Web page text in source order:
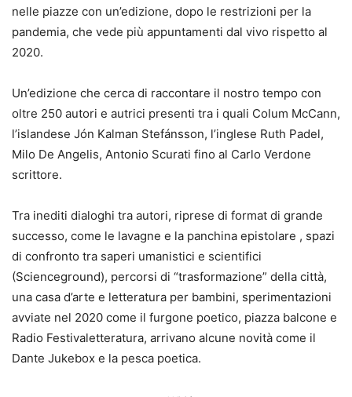
nelle piazze con un’edizione, dopo le restrizioni per la
pandemia, che vede più appuntamenti dal vivo rispetto al
2020.
Un’edizione che cerca di raccontare il nostro tempo con
oltre 250 autori e autrici presenti tra i quali Colum McCann,
l’islandese Jón Kalman Stefánsson, l’inglese Ruth Padel,
Milo De Angelis, Antonio Scurati fino al Carlo Verdone
scrittore.
Tra inediti dialoghi tra autori, riprese di format di grande
successo, come le lavagne e la panchina epistolare , spazi
di confronto tra saperi umanistici e scientifici
(Scienceground), percorsi di “trasformazione” della città,
una casa d’arte e letteratura per bambini, sperimentazioni
avviate nel 2020 come il furgone poetico, piazza balcone e
Radio Festivaletteratura, arrivano alcune novità come il
Dante Jukebox e la pesca poetica.